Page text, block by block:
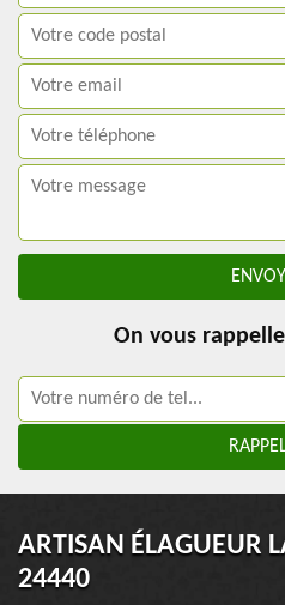
On vous
ARTISAN ÉLAGUEUR
24440